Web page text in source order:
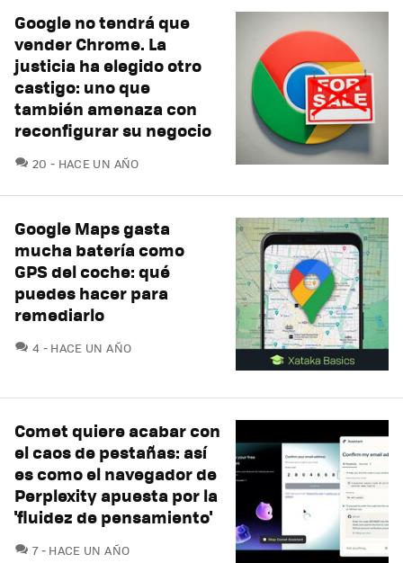
Google no tendrá que
vender Chrome. La
justicia ha elegido otro
castigo: uno que
también amenaza con
reconfigurar su negocio
20 COMENTARIOS
HACE UN AÑO
Google Maps gasta
mucha batería como
GPS del coche: qué
puedes hacer para
remediarlo
4 COMENTARIOS
HACE UN AÑO
Comet quiere acabar con
el caos de pestañas: así
es como el navegador de
Perplexity apuesta por la
'fluidez de pensamiento'
7COMENTARIOS
HACE UN AÑO